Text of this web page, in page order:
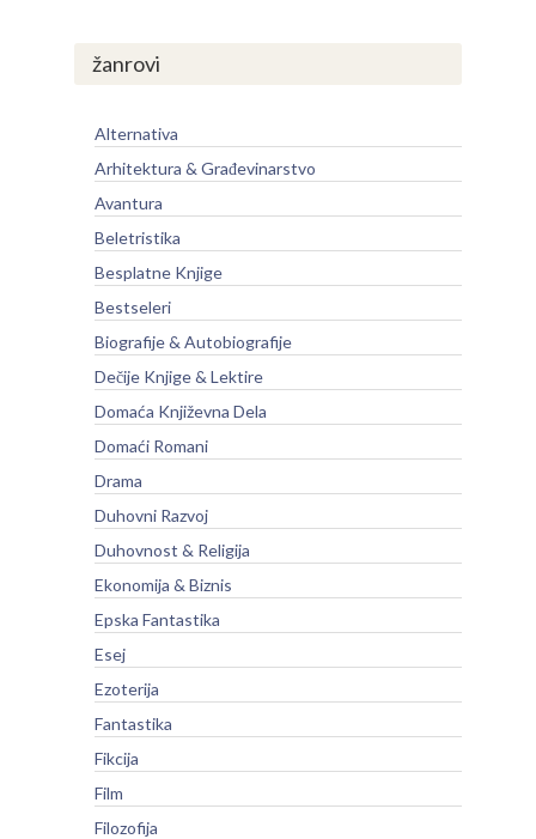
žanrovi
Alternativa
Arhitektura & Građevinarstvo
Avantura
Beletristika
Besplatne Knjige
Bestseleri
Biografije & Autobiografije
Dečije Knjige & Lektire
Domaća Književna Dela
Domaći Romani
Drama
Duhovni Razvoj
Duhovnost & Religija
Ekonomija & Biznis
Epska Fantastika
Esej
Ezoterija
Fantastika
Fikcija
Film
Filozofija